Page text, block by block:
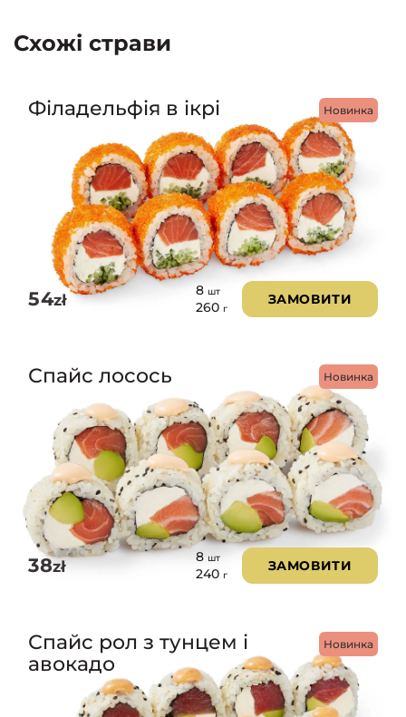
Схожі страви
Новинка
Філадельфія в ікрі
54zł
8 шт
260 г
ЗАМОВИТИ
Новинка
Спайс лосось
38zł
8 шт
240 г
ЗАМОВИТИ
Новинка
Спайс рол з тунцем і
авокадо